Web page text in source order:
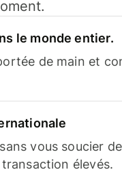
le monde entier.
de main et
vous soucier
élevés.